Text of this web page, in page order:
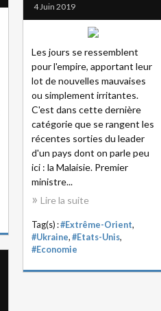
4 Juin 2019
Les jours se ressemblent
pour l'empire, apportant leur
lot de nouvelles mauvaises
ou simplement irritantes.
C'est dans cette dernière
catégorie que se rangent les
récentes sorties du leader
d'un pays dont on parle peu
ici : la Malaisie. Premier
ministre...
Lire la suite
Tag(s) :#Extrême-Orient,
#Ukraine, #Etats-Unis,
#Economie